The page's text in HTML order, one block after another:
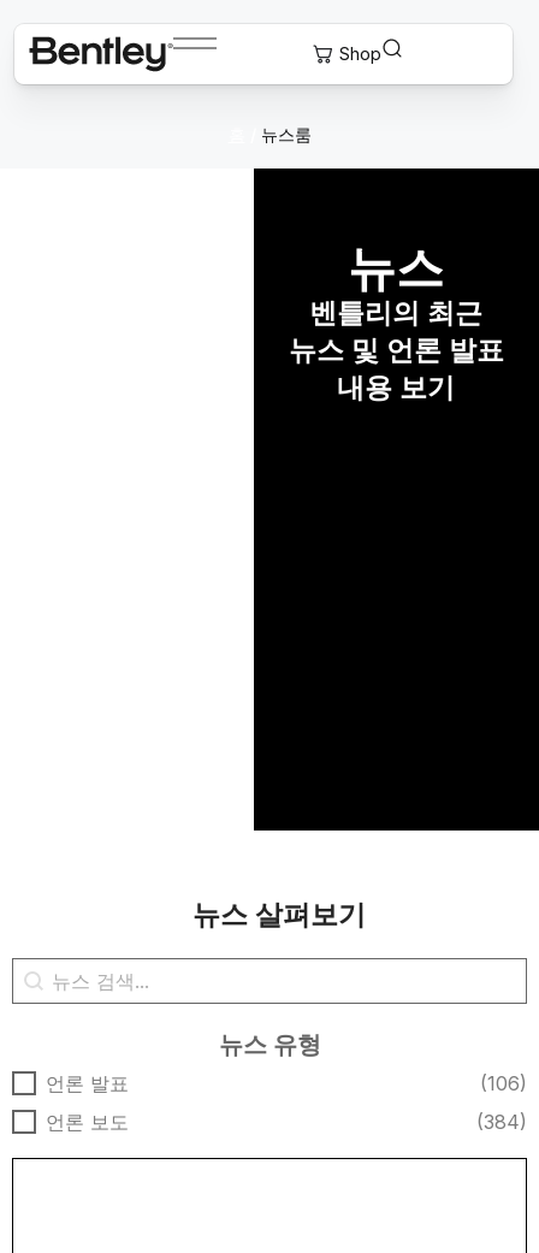
뉴스룸
뉴스
벤틀리의 최근
뉴스 및 언론 발표
내용 보기
뉴스 살펴보기
뉴스 검색
콘텐츠 검색
뉴스 유형
뉴스 유형
언론 발표
(106)
언론 보도
(384)